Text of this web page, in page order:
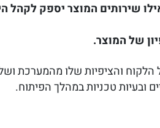
שירותים המוצר יספק לקהל
של המוצר.
הלקוח והציפיות שלו מהמערכת
ובעיות טכניות במהלך הפיתוח.